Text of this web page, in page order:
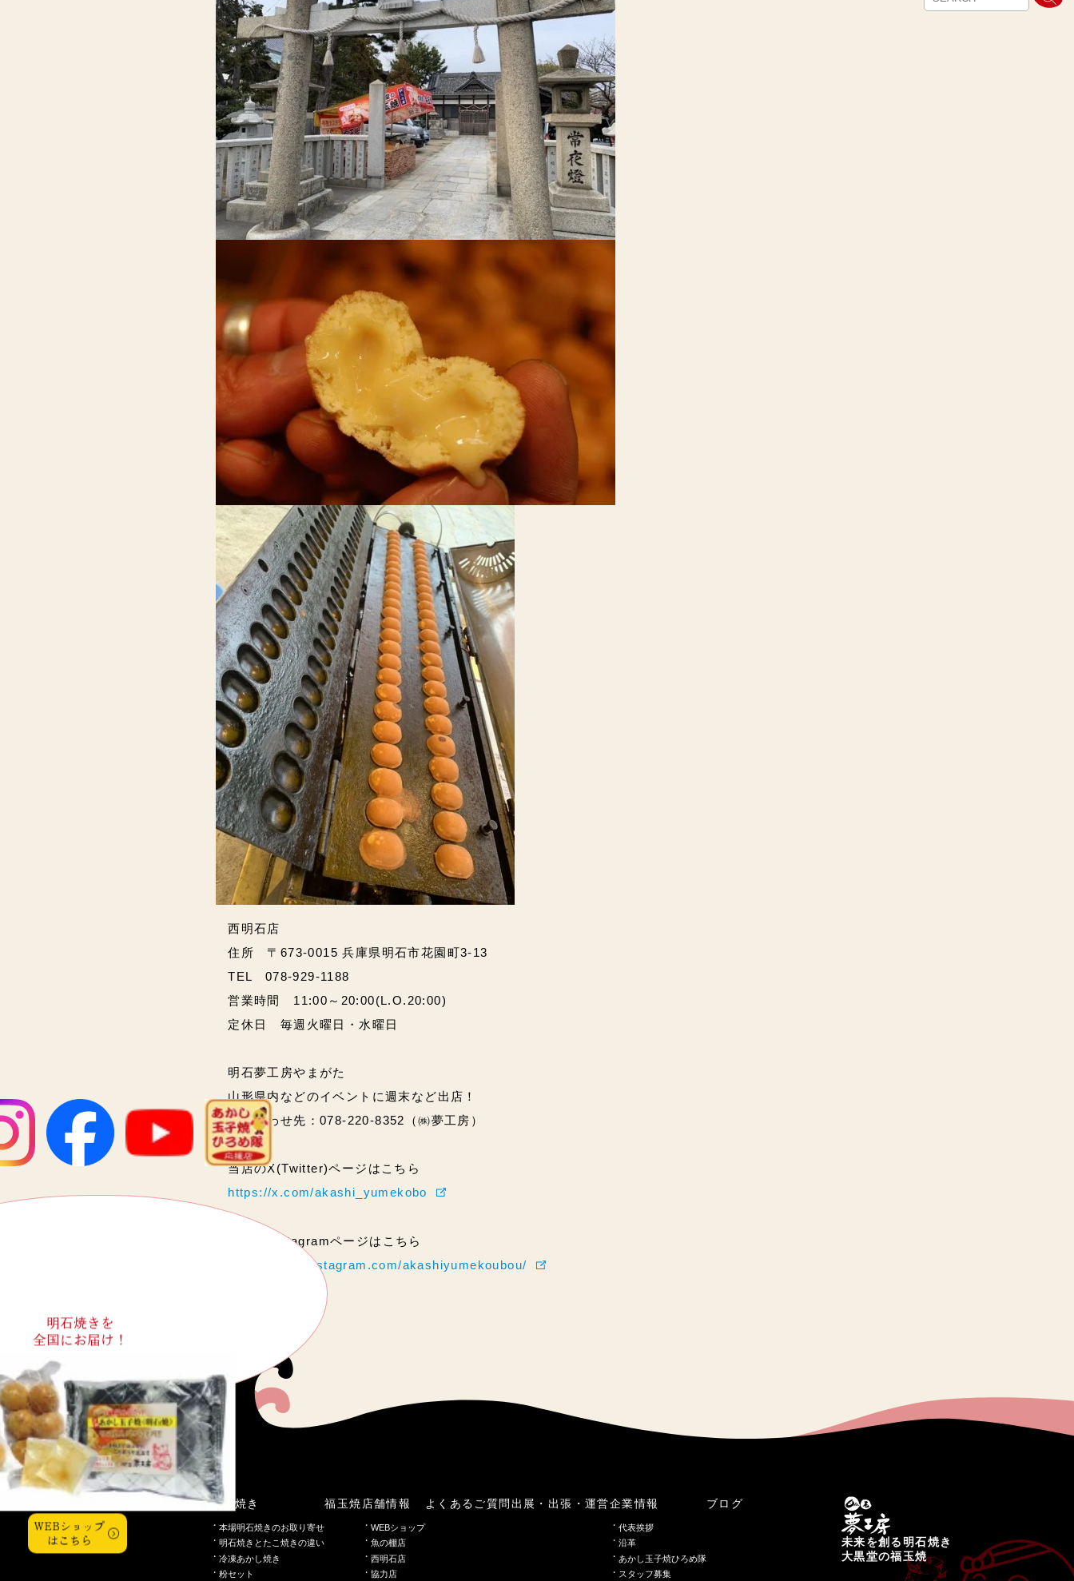
明石焼きを
全国にお届け！
WEBショップ
はこちら
西明石店
住所 〒673-0015 兵庫県明石市花園町3-13
TEL 078-929-1188
営業時間 11:00～20:00(L.O.20:00)
定休日 毎週火曜日・水曜日
明石夢工房やまがた
山形県内などのイベントに週末など出店！
問い合わせ先：078-220-8352（㈱夢工房）
当店のX(Twitter)ページはこちら
https://x.com/akashi_yumekobo
当店のInstagramページはこちら
https://www.instagram.com/akashiyumekoubou/
未来を創る明石焼き
大黒堂の福玉焼
こだわり明石焼き
本場明石焼きのお取り寄せ
明石焼きとたこ焼きの違い
冷凍あかし焼き
粉セット
福玉焼店舗情報
WEBショップ
魚の棚店
西明石店
協力店
よくあるご質問 出展・出張・運営企業情報
代表挨拶
沿革
あかし玉子焼ひろめ隊
スタッフ募集
ブログ